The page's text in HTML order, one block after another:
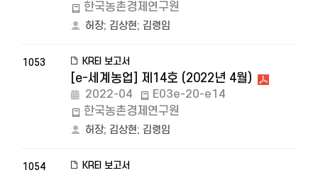
한국농촌경제연구원
허장; 김상현; 김령임
1053 KREI 보고서
[e-세계농업] 제14호 (2022년 4월)
2022-04
E03e-20-e14
한국농촌경제연구원
허장; 김상현; 김령임
1054 KREI 보고서